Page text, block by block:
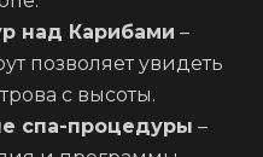
над Карибами –
позволяет увидеть
с высоты.
спа-процедуры –